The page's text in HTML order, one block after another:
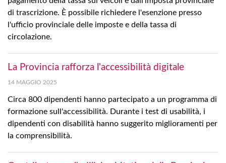
di trascrizione. È possibile richiedere l'esenzione presso
l'ufficio provinciale delle imposte e della tassa di
circolazione.
La Provincia rafforza l'accessibilità digitale
14 MAGGIO 2025
Circa 800 dipendenti hanno partecipato a un programma di
formazione sull'accessibilità. Durante i test di usabilità, i
dipendenti con disabilità hanno suggerito miglioramenti per
la comprensibilità.